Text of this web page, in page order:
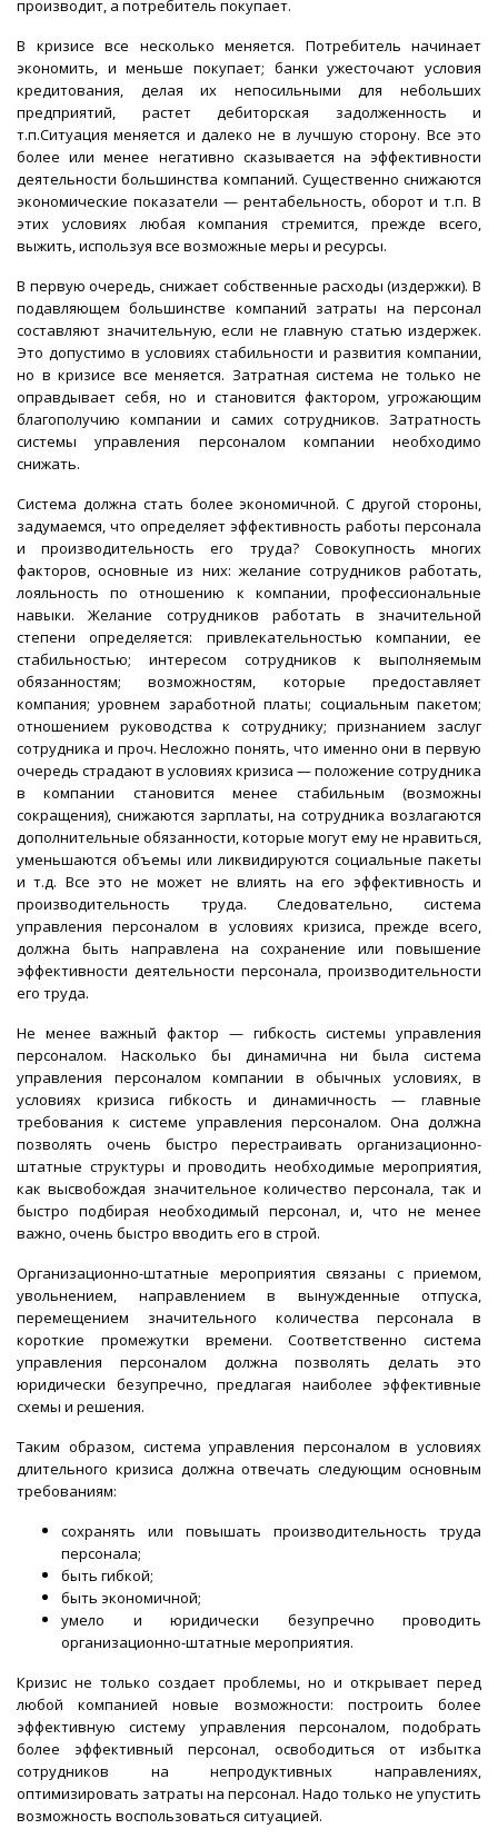
производит, а потребитель покупает.
В кризисе все несколько меняется. Потребитель начинает
экономить, и меньше покупает; банки ужесточают условия
кредитования, делая их непосильными для небольших
предприятий, растет дебиторская задолженность и
т.п.Ситуация меняется и далеко не в лучшую сторону. Все это
более или менее негативно сказывается на эффективности
деятельности большинства компаний. Существенно снижаются
экономические показатели — рентабельность, оборот и т.п. В
этих условиях любая компания стремится, прежде всего,
выжить, используя все возможные меры и ресурсы.
В первую очередь, снижает собственные расходы (издержки). В
подавляющем большинстве компаний затраты на персонал
составляют значительную, если не главную статью издержек.
Это допустимо в условиях стабильности и развития компании,
но в кризисе все меняется. Затратная система не только не
оправдывает себя, но и становится фактором, угрожающим
благополучию компании и самих сотрудников. Затратность
системы управления персоналом компании необходимо
снижать.
Система должна стать более экономичной. С другой стороны,
задумаемся, что определяет эффективность работы персонала
и производительность его труда? Совокупность многих
факторов, основные из них: желание сотрудников работать,
лояльность по отношению к компании, профессиональные
навыки. Желание сотрудников работать в значительной
степени определяется: привлекательностью компании, ее
стабильностью; интересом сотрудников к выполняемым
обязанностям; возможностям, которые предоставляет
компания; уровнем заработной платы; социальным пакетом;
отношением руководства к сотруднику; признанием заслуг
сотрудника и проч. Несложно понять, что именно они в первую
очередь страдают в условиях кризиса — положение сотрудника
в компании становится менее стабильным (возможны
сокращения), снижаются зарплаты, на сотрудника возлагаются
дополнительные обязанности, которые могут ему не нравиться,
уменьшаются объемы или ликвидируются социальные пакеты
и т.д. Все это не может не влиять на его эффективность и
производительность труда. Следовательно, система
управления персоналом в условиях кризиса, прежде всего,
должна быть направлена на сохранение или повышение
эффективности деятельности персонала, производительности
его труда.
Не менее важный фактор — гибкость системы управления
персоналом. Насколько бы динамична ни была система
управления персоналом компании в обычных условиях, в
условиях кризиса гибкость и динамичность — главные
требования к системе управления персоналом. Она должна
позволять очень быстро перестраивать организационно-
штатные структуры и проводить необходимые мероприятия,
как высвобождая значительное количество персонала, так и
быстро подбирая необходимый персонал, и, что не менее
важно, очень быстро вводить его в строй.
Организационно-штатные мероприятия связаны с приемом,
увольнением, направлением в вынужденные отпуска,
перемещением значительного количества персонала в
короткие промежутки времени. Соответственно система
управления персоналом должна позволять делать это
юридически безупречно, предлагая наиболее эффективные
схемы и решения.
Таким образом, система управления персоналом в условиях
длительного кризиса должна отвечать следующим основным
требованиям:
сохранять или повышать производительность труда
персонала;
быть гибкой;
быть экономичной;
умело и юридически безупречно проводить
организационно-штатные мероприятия.
Кризис не только создает проблемы, но и открывает перед
любой компанией новые возможности: построить более
эффективную систему управления персоналом, подобрать
более эффективный персонал, освободиться от избытка
сотрудников на непродуктивных направлениях,
оптимизировать затраты на персонал. Надо только не упустить
возможность воспользоваться ситуацией.